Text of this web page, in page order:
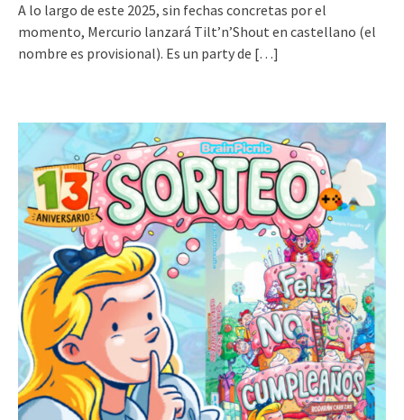
A lo largo de este 2025, sin fechas concretas por el
momento, Mercurio lanzará Tilt’n’Shout en castellano (el
nombre es provisional). Es un party de […]